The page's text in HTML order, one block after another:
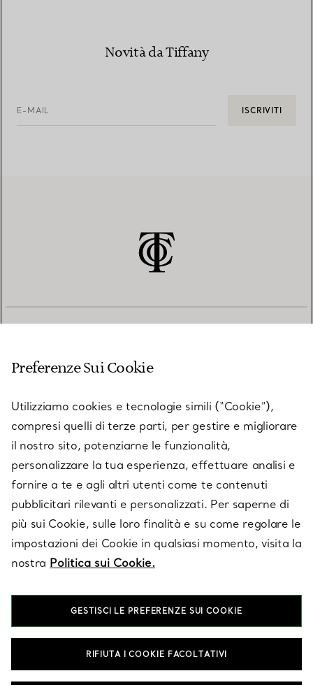
Novità da Tiffany
E-MAIL ISCRIVITI
SU TIFFANY & CO.
LEGALE
SEGUICI
T&Co. 2026
Preferenze Sui Cookie
Utilizziamo cookies e tecnologie simili (“Cookie”),
compresi quelli di terze parti, per gestire e migliorare
il nostro sito, potenziarne le funzionalità,
personalizzare la tua esperienza, effettuare analisi e
fornire a te e agli altri utenti come te contenuti
pubblicitari rilevanti e personalizzati. Per saperne di
più sui Cookie, sulle loro finalità e su come regolare le
impostazioni dei Cookie in qualsiasi momento, visita la
nostra Politica sui Cookie.
GESTISCI LE PREFERENZE SUI COOKIE
RIFIUTA I COOKIE FACOLTATIVI